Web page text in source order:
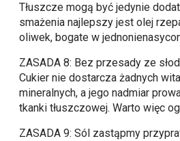
Tłuszcze mogą być jedynie
smażenia najlepszy jest olej
oliwek, bogate w
ZASADA 8: Bez przesady ze
Cukier nie dostarcza żadnych
mineralnych, a jego nadmiar
tkanki tłuszczowej. Warto więc
ZASADA 9: Sól zastąpmy